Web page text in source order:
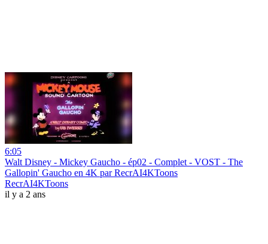
6:05
Walt Disney - Mickey Gaucho - ép02 - Complet - VOST - The
Gallopin' Gaucho en 4K par RecrAI4KToons
RecrAI4KToons
il y a 2 ans